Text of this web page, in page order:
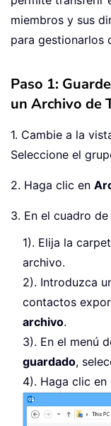
miembros y sus
para gestionarlos
Paso 1:
un Archivo de
1. Cambie a la
Seleccione el
2. Haga clic en
3. En el cuadro
1). Elija la
archivo.
2). Introduzca
contactos
archivo.
3). En el menú
guardado,
4). Haga clic en